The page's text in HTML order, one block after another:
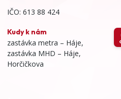
IČO: 613 88 424
Kudy k nám
zastávka metra – Háje,
zastávka MHD – Háje,
Horčičkova